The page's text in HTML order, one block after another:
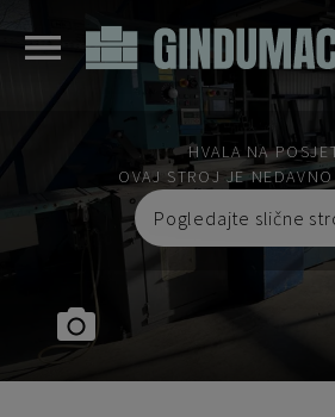
HVALA NA
OVAJ STROJ JE
Pogledajte slične